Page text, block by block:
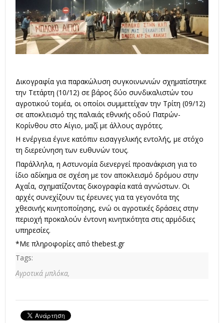
Δικογραφία για παρακώλυση συγκοινωνιών σχηματίστηκε
την Τετάρτη (10/12) σε βάρος δύο συνδικαλιστών του
αγροτικού τομέα, οι οποίοι συμμετείχαν την Τρίτη (09/12)
σε αποκλεισμό της παλαιάς εθνικής οδού Πατρών-
Κορίνθου στο Αίγιο, μαζί με άλλους αγρότες.
Η ενέργεια έγινε κατόπιν εισαγγελικής εντολής, με στόχο
τη διερεύνηση των ευθυνών τους.
Παράλληλα, η Αστυνομία διενεργεί προανάκριση για το
ίδιο αδίκημα σε σχέση με τον αποκλεισμό δρόμου στην
Αχαΐα, σχηματίζοντας δικογραφία κατά αγνώστων. Οι
αρχές συνεχίζουν τις έρευνες για τα γεγονότα της
χθεσινής κινητοποίησης, ενώ οι αγροτικές δράσεις στην
περιοχή προκαλούν έντονη κινητικότητα στις αρμόδιες
υπηρεσίες.
*Με πληροφορίες από thebest.gr
Tags:
Αγροτικά μπλόκα,